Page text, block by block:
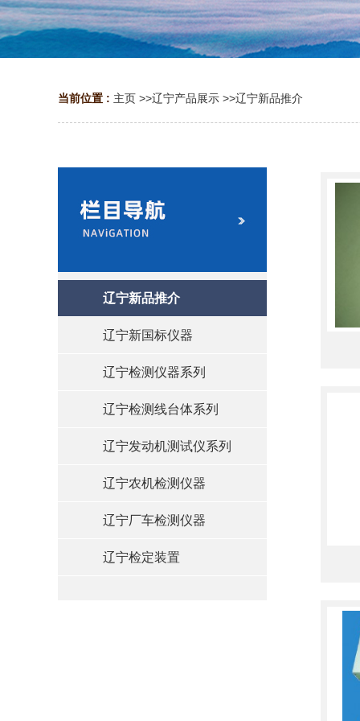
当前位置 : 主页 >>辽宁产品展示 >>辽宁新品推介
辽宁新品推介
辽宁新国标仪器
辽宁检测仪器系列
辽宁检测线台体系列
辽宁发动机测试仪系列
辽宁农机检测仪器
辽宁厂车检测仪器
辽宁检定装置